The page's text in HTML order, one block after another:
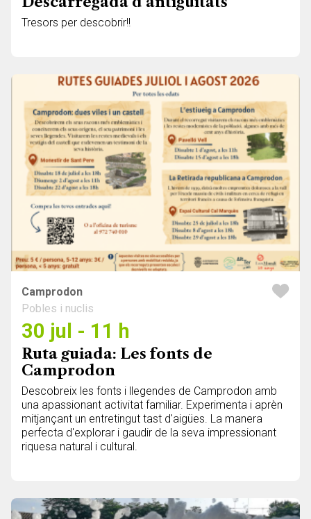
Tresors per descobrir!!
Camprodon
Pobles i nuclis
30 jul - 11 h
Ruta guiada: Les fonts de
Camprodon
Descobreix les fonts i llegendes de Camprodon amb
una apassionant activitat familiar. Experimenta i aprèn
mitjançant un entretingut tast d'aigües. La manera
perfecta d'explorar i gaudir de la seva impressionant
riquesa natural i cultural.